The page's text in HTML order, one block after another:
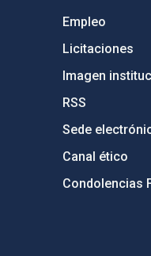
Empleo
Licitaciones
Imagen
RSS
Sede
Canal ético
Condolencias